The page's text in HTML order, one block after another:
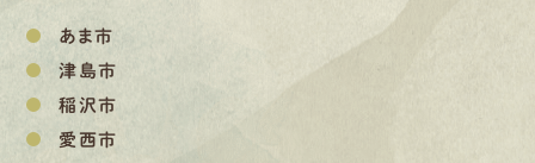
あま市
津島市
稲沢市
愛西市